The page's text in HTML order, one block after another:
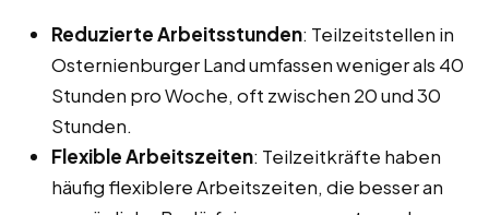
Reduzierte Arbeitsstunden: Teilzeitstellen in
Osternienburger Land umfassen weniger als 40
Stunden pro Woche, oft zwischen 20 und 30
Stunden.
Flexible Arbeitszeiten: Teilzeitkräfte haben
häufig flexiblere Arbeitszeiten, die besser an